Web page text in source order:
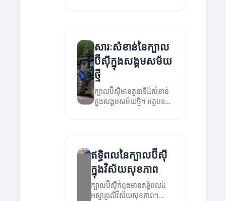
សារៈសំខាន់នៃក្បាល
ប៊ីស៊ីក្នុងសង្គមសម័យ
ថ្មី
ក្បាលប៊ីស៊ីមានតួនាទីដ៏សំខាន់
ក្នុងសង្គមសម័យថ្មី។ អត្ថបទ
ឥទ្ធិពលនៃក្បាលប៊ីស៊ី
ក្នុងវិស័យសុខភាព
ក្បាលប៊ីស៊ីកំពុងមានឥទ្ធិពលដ៏
អស្ចារ្យលើវិស័យសុខភាព។